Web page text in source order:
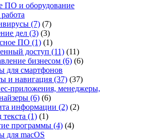
ПО и оборудование
(7) (7)
дел (3) (3)
ПО (1) (1)
доступ (11) (11)
бизнесом (6) (6)
для смартфонов
и навигация (37) (37)
приложения, менеджеры,
(6) (6)
информации (2) (2)
(1) (1)
программы (4) (4)
для macOS